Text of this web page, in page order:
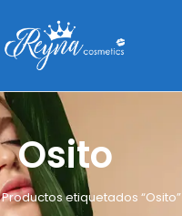
Osito
Productos etiquetados “Osito”